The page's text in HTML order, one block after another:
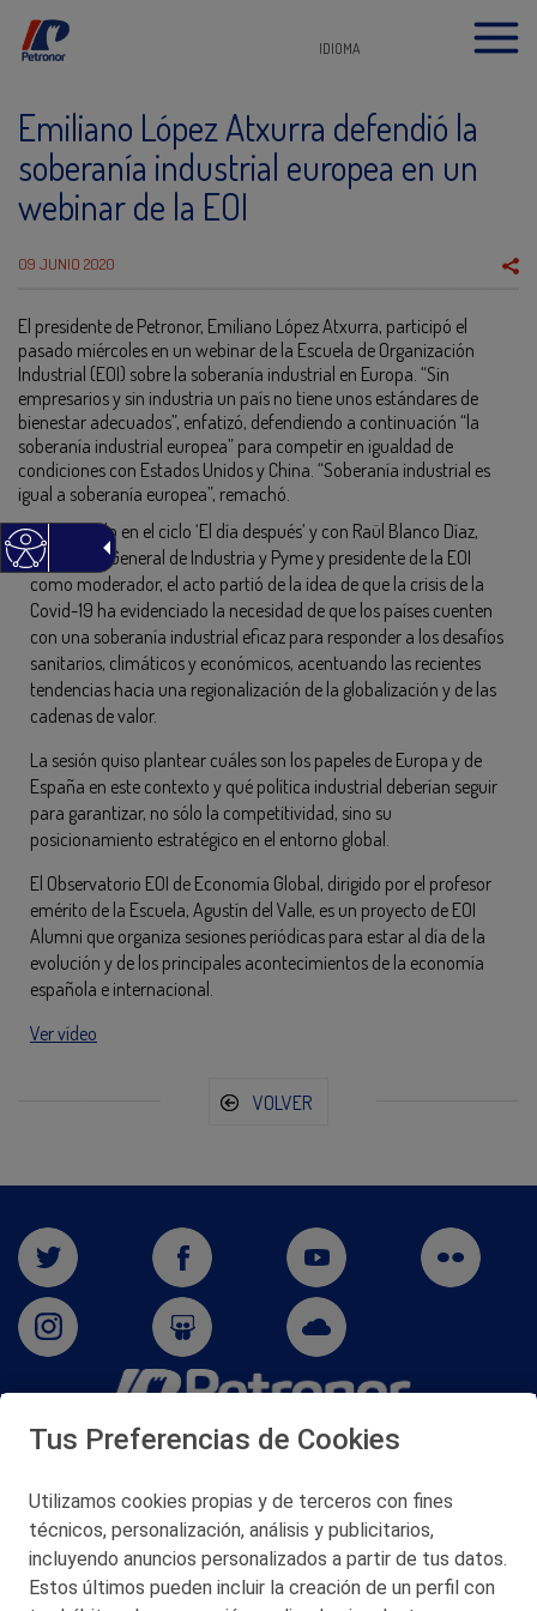
IDIOMA
Emiliano López Atxurra defendió la
soberanía industrial europea en un
webinar de la EOI
09 JUNIO 2020
El presidente de Petronor, Emiliano López Atxurra, participó el
pasado miércoles en un webinar de la Escuela de Organización
Industrial (EOI) sobre la soberanía industrial en Europa. “Sin
empresarios y sin industria un país no tiene unos estándares de
bienestar adecuados”, enfatizó, defendiendo a continuación “la
soberanía industrial europea” para competir en igualdad de
condiciones con Estados Unidos y China. “Soberanía industrial es
igual a soberanía europea”, remachó.
Enmarcado en el ciclo ‘El día después’ y con Raül Blanco Díaz,
Secretario General de Industria y Pyme y presidente de la EOI
como moderador, el acto partió de la idea de que la crisis de la
Covid-19 ha evidenciado la necesidad de que los países cuenten
con una soberanía industrial eficaz para responder a los desafíos
sanitarios, climáticos y económicos, acentuando las recientes
tendencias hacia una regionalización de la globalización y de las
cadenas de valor.
La sesión quiso plantear cuáles son los papeles de Europa y de
España en este contexto y qué política industrial deberían seguir
para garantizar, no sólo la competitividad, sino su
posicionamiento estratégico en el entorno global.
El Observatorio EOI de Economía Global, dirigido por el profesor
emérito de la Escuela, Agustín del Valle, es un proyecto de EOI
Alumni que organiza sesiones periódicas para estar al día de la
evolución y de los principales acontecimientos de la economía
española e internacional.
Ver vídeo
VOLVER
San Martín 5-Edificio Muñatones,
© 2026 Petronor S.A.
Tus Preferencias de Cookies
Utilizamos cookies propias y de terceros con fines
técnicos, personalización, análisis y publicitarios,
incluyendo anuncios personalizados a partir de tus datos.
Estos últimos pueden incluir la creación de un perfil con